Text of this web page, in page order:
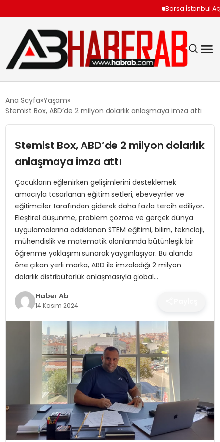
Borsa İstanbul
SIYASET
TEKNOLOJI
SPOR
SAĞLIK
MAGAZIN
YAŞAM
Ana Sayfa Yaşam
Stemist Box, ABD’de 2 milyon dolarlık anlaşmaya imza attı
Stemist Box, ABD’de 2 milyon dolarlık
anlaşmaya imza attı
Çocukların eğlenirken gelişimlerini desteklemek
amacıyla tasarlanan eğitim setleri, ebeveynler ve
eğitimciler tarafından giderek daha fazla tercih ediliyor.
Eleştirel düşünme, problem çözme ve gerçek dünya
uygulamalarına odaklanan STEM eğitimi, bilim, teknoloji,
mühendislik ve matematik alanlarında bütünleşik bir
öğrenme yaklaşımı sunarak yaygınlaşıyor. Bu alanda
öne çıkan yerli marka, ABD ile imzaladığı 2 milyon
dolarlık distribütörlük anlaşmasıyla global…
Haber Ab
14 Kasım 2024